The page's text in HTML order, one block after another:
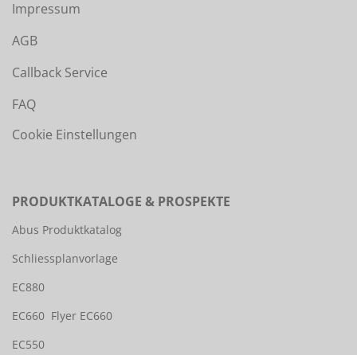
Impressum
AGB
Callback Service
FAQ
Cookie Einstellungen
PRODUKTKATALOGE & PROSPEKTE
Abus Produktkatalog
Schliessplanvorlage
EC880
EC660 Flyer EC660
EC550